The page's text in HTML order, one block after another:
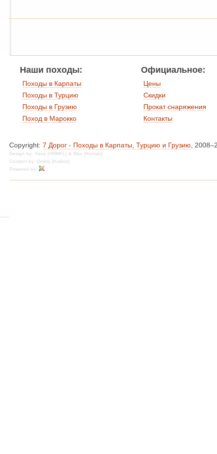
Наши походы:
Походы в Карпаты
Походы в Турцию
Походы в Грузию
Поход в Марокко
Официальное:
Цены
Скидки
Прокат снаряжения
Контакты
Copyright: 7 Дорог - Походы в Карпаты, Турцию и Грузию,
Design by: Yana [HRMFL] & Max [Romah]
Content by: Dmitry [Krabat]
Powered by: